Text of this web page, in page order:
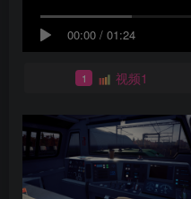
00:00 / 01:24
1 视频1